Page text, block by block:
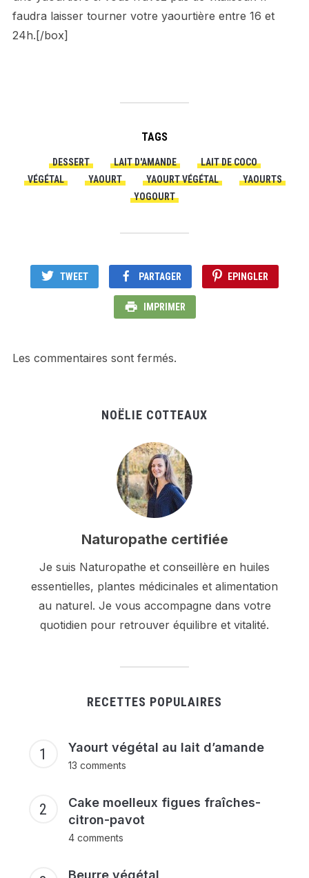
faudra laisser tourner votre yaourtière entre 16 et
24h.[/box]
TAGS
DESSERT LAIT D'AMANDE
LAIT DE COCO
VÉGÉTAL
YAOURT YAOURT VÉGÉTAL
YAOURTS
YOGOURT
TWEET PARTAGER EPINGLER
IMPRIMER
Les commentaires sont fermés.
NOËLIE COTTEAUX
Naturopathe certifiée
Je suis Naturopathe et conseillère en huiles
essentielles, plantes médicinales et alimentation
au naturel. Je vous accompagne dans votre
quotidien pour retrouver équilibre et vitalité.
RECETTES POPULAIRES
Yaourt végétal au lait d’amande
13 comments
Cake moelleux figues fraîches-
citron-pavot
4 comments